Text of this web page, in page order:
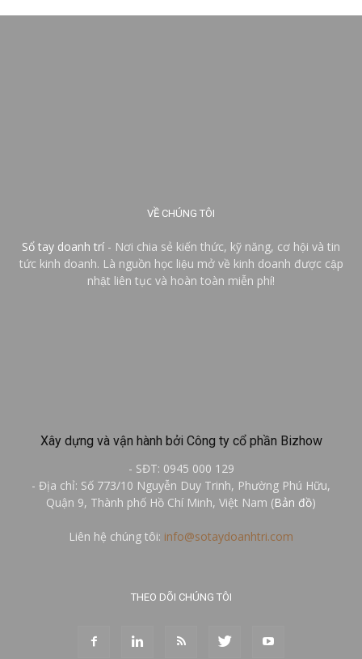
VỀ CHÚNG TÔI
Sổ tay doanh trí - Nơi chia sẻ kiến thức, kỹ năng, cơ hội và tin
tức kinh doanh. Là nguồn học liệu mở về kinh doanh được cập
nhật liên tục và hoàn toàn miễn phí!
Xây dựng và vận hành bởi Công ty cổ phần Bizhow
- SĐT: 0945 000 129
- Địa chỉ: Số 773/10 Nguyễn Duy Trinh, Phường Phú Hữu,
Quận 9, Thành phố Hồ Chí Minh, Việt Nam (Bản đồ)
Liên hệ chúng tôi: info@sotaydoanhtri.com
THEO DÕI CHÚNG TÔI